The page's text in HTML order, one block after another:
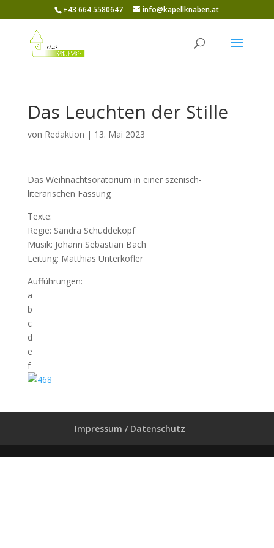
+43 664 5580647 info@kapellknaben.at
Das Leuchten der Stille
von Redaktion | 13. Mai 2023
Das Weihnachtsoratorium in einer szenisch-
literarischen Fassung
Texte:
Regie: Sandra Schüddekopf
Musik: Johann Sebastian Bach
Leitung: Matthias Unterkofler
Aufführungen:
a
b
c
d
e
f
Impressum / Datenschutz